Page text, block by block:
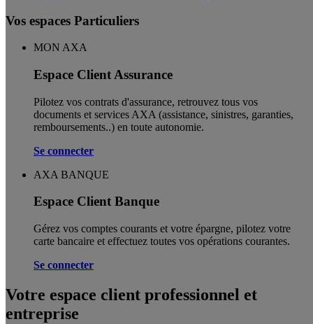
Vos espaces Particuliers
MON AXA
Espace Client Assurance
Pilotez vos contrats d'assurance, retrouvez tous vos
documents et services AXA (assistance, sinistres, garanties,
remboursements..) en toute autonomie. ​
Se connecter
AXA BANQUE
Espace Client Banque
Gérez vos comptes courants et votre épargne, pilotez votre
carte bancaire et effectuez toutes vos opérations courantes.
Se connecter
Votre espace client professionnel et
entreprise